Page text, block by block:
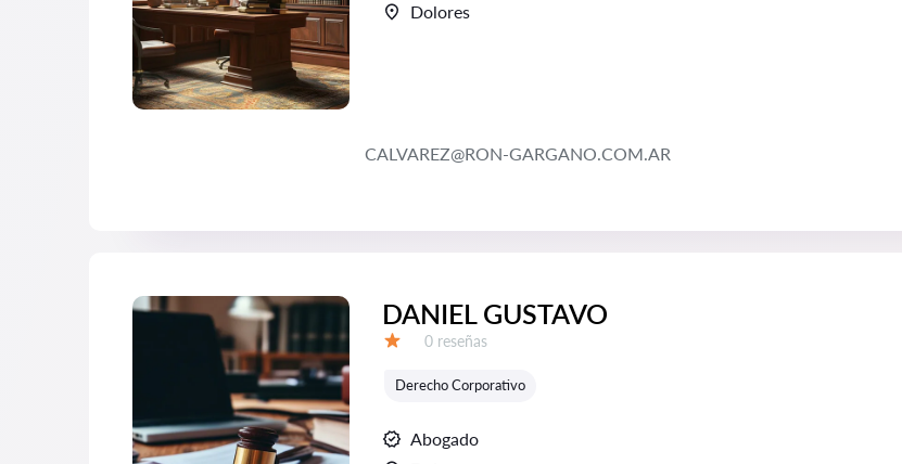
Dolores
CALVAREZ@RON-GARGANO.COM.AR
DANIEL GUSTAVO
Número de reseñas:
0 reseñas
Derecho Corporativo
Abogado